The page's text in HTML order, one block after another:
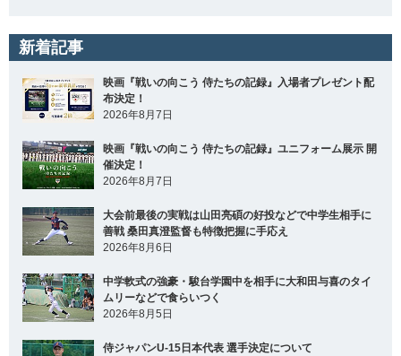
新着記事
映画『戦いの向こう 侍たちの記録』入場者プレゼント配
布決定！
2026年8月7日
映画『戦いの向こう 侍たちの記録』ユニフォーム展示 開
催決定！
2026年8月7日
大会前最後の実戦は山田亮碩の好投などで中学生相手に
善戦 桑田真澄監督も特徴把握に手応え
2026年8月6日
中学軟式の強豪・駿台学園中を相手に大和田与喜のタイ
ムリーなどで食らいつく
2026年8月5日
侍ジャパンU-15日本代表 選手決定について